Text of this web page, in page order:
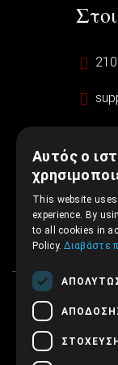
Αυτός ο
This website
experience. By
to all cookies in
Policy.Διαβάστε